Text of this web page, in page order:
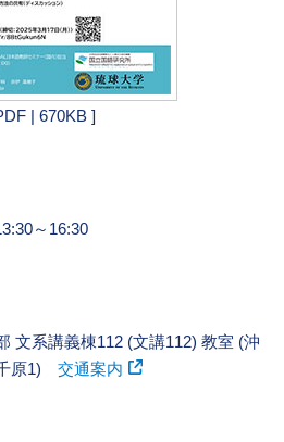
| 670KB ]
～16:30
文系講義棟112 (文講112) 教室 (沖
原1) 交通案内